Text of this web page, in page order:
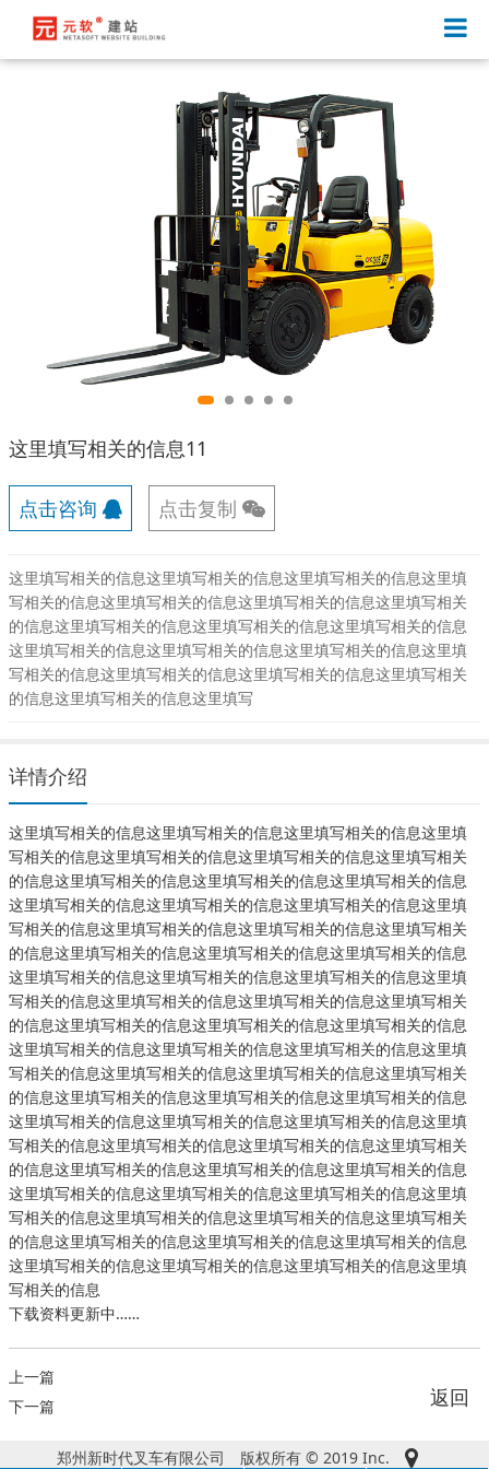
这里填写相关的信息11
点击咨询
点击复制
这里填写相关的信息这里填写相关的信息这里填写相关的信息这里填
写相关的信息这里填写相关的信息这里填写相关的信息这里填写相关
的信息这里填写相关的信息这里填写相关的信息这里填写相关的信息
这里填写相关的信息这里填写相关的信息这里填写相关的信息这里填
写相关的信息这里填写相关的信息这里填写相关的信息这里填写相关
的信息这里填写相关的信息这里填写
详情介绍
这里填写相关的信息这里填写相关的信息这里填写相关的信息这里填
写相关的信息这里填写相关的信息这里填写相关的信息这里填写相关
的信息这里填写相关的信息这里填写相关的信息这里填写相关的信息
这里填写相关的信息这里填写相关的信息这里填写相关的信息这里填
写相关的信息这里填写相关的信息这里填写相关的信息这里填写相关
的信息这里填写相关的信息这里填写相关的信息这里填写相关的信息
这里填写相关的信息这里填写相关的信息这里填写相关的信息这里填
写相关的信息这里填写相关的信息这里填写相关的信息这里填写相关
的信息这里填写相关的信息这里填写相关的信息这里填写相关的信息
这里填写相关的信息这里填写相关的信息这里填写相关的信息这里填
写相关的信息这里填写相关的信息这里填写相关的信息这里填写相关
的信息这里填写相关的信息这里填写相关的信息这里填写相关的信息
这里填写相关的信息这里填写相关的信息这里填写相关的信息这里填
写相关的信息这里填写相关的信息这里填写相关的信息这里填写相关
的信息这里填写相关的信息这里填写相关的信息这里填写相关的信息
这里填写相关的信息这里填写相关的信息这里填写相关的信息这里填
写相关的信息这里填写相关的信息这里填写相关的信息这里填写相关
的信息这里填写相关的信息这里填写相关的信息这里填写相关的信息
这里填写相关的信息这里填写相关的信息这里填写相关的信息这里填
写相关的信息
下载资料更新中……
上一篇
下一篇
返回
郑州新时代叉车有限公司 版权所有 © 2019 Inc.